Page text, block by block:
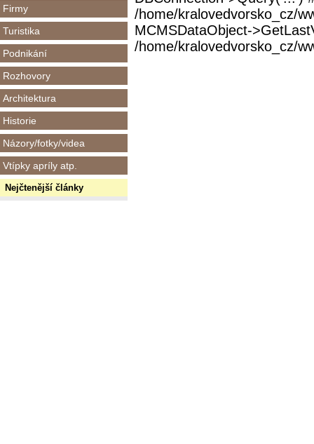
Firmy
Turistika
Podnikání
Rozhovory
Architektura
Historie
Názory/fotky/videa
Vtípky apríly atp.
Nejčtenější články
/home/kralovedvorsko_cz/
MCMSDataObject-
/home/kralovedvorsko_cz/